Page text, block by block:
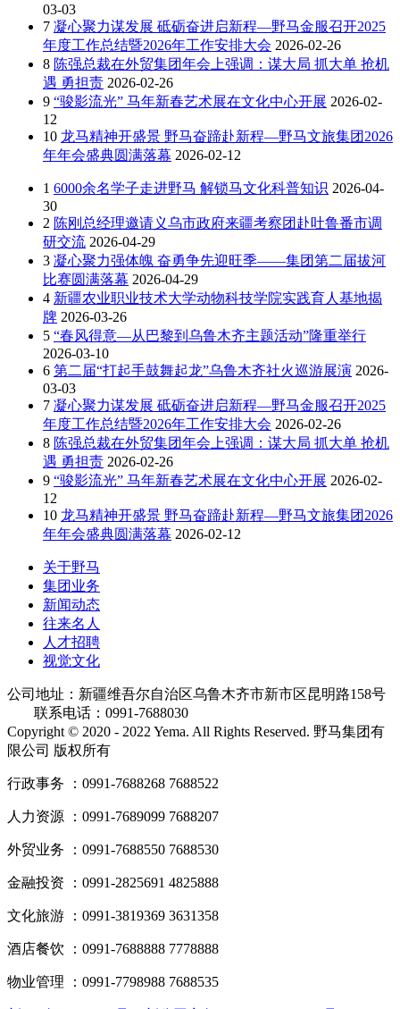
03-03
7 凝心聚力谋发展 砥砺奋进启新程—野马金服召开2025
年度工作总结暨2026年工作安排大会 2026-02-26
8 陈强总裁在外贸集团年会上强调：谋大局 抓大单 抢机
遇 勇担责 2026-02-26
9 “骏影流光” 马年新春艺术展在文化中心开展 2026-02-
12
10 龙马精神开盛景 野马奋蹄赴新程—野马文旅集团2026
年年会盛典圆满落幕 2026-02-12
1 6000余名学子走进野马 解锁马文化科普知识 2026-04-
30
2 陈刚总经理邀请义乌市政府来疆考察团赴吐鲁番市调
研交流 2026-04-29
3 凝心聚力强体魄 奋勇争先迎旺季——集团第二届拔河
比赛圆满落幕 2026-04-29
4 新疆农业职业技术大学动物科技学院实践育人基地揭
牌 2026-03-26
5 “春风得意—从巴黎到乌鲁木齐主题活动”隆重举行
2026-03-10
6 第二届“打起手鼓舞起龙”乌鲁木齐社火巡游展演 2026-
03-03
7 凝心聚力谋发展 砥砺奋进启新程—野马金服召开2025
年度工作总结暨2026年工作安排大会 2026-02-26
8 陈强总裁在外贸集团年会上强调：谋大局 抓大单 抢机
遇 勇担责 2026-02-26
9 “骏影流光” 马年新春艺术展在文化中心开展 2026-02-
12
10 龙马精神开盛景 野马奋蹄赴新程—野马文旅集团2026
年年会盛典圆满落幕 2026-02-12
关于野马
集团业务
新闻动态
往来名人
人才招聘
视觉文化
公司地址：新疆维吾尔自治区乌鲁木齐市新市区昆明路158号
联系电话：0991-7688030
Copyright © 2020 - 2022 Yema. All Rights Reserved. 野马集团有
限公司 版权所有
行政事务 ：0991-7688268 7688522
人力资源 ：0991-7689099 7688207
外贸业务 ：0991-7688550 7688530
金融投资 ：0991-2825691 4825888
文化旅游 ：0991-3819369 3631358
酒店餐饮 ：0991-7688888 7778888
物业管理 ：0991-7798988 7688535